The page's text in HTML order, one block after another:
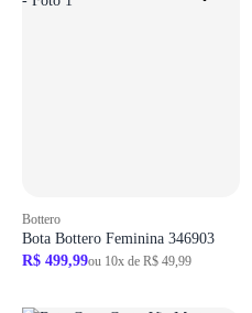
Bottero
Bota Bottero Feminina 346903
R$ 499,99ou 10x de R$ 49,99